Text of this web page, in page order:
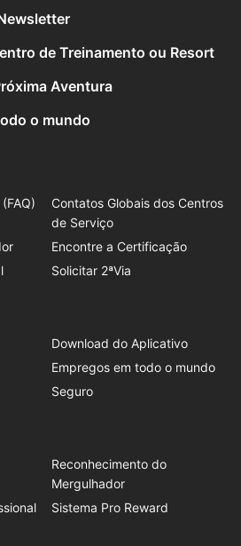
de Treinamento ou Resort
Aventura
o mundo
Contatos Globais dos Centros
de Serviço
Encontre a Certificação
Solicitar 2ªVia
Download do Aplicativo
Empregos em todo o mundo
Seguro
Reconhecimento do
Mergulhador
Sistema Pro Reward